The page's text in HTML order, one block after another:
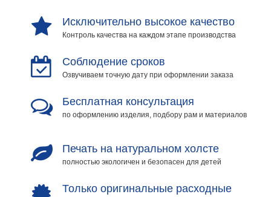
Исключительно высокое качество
Контроль качества на каждом этапе производства
Соблюдение сроков
Озвучиваем точную дату при оформлении заказа
Бесплатная консультация
по оформлению изделия, подбору рам и материалов
Печать на натуральном холсте
полностью экологичен и безопасен для детей
Только оригинальные расходные